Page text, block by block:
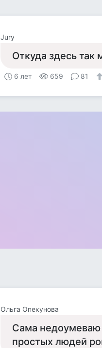
Jury
Откуда здесь так
6 лет 659 81
Ольга Опекунова
Сама недоумеваю
простых людей